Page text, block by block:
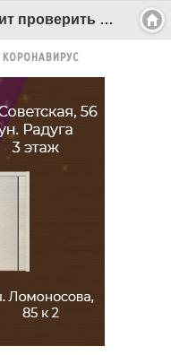
Архангелогородец просит проверить рекламу туалетной воды на предмет пропаганды гомосексуализма - Беломорканал Северодвинск tv29.ru
КОРОНАВИРУС